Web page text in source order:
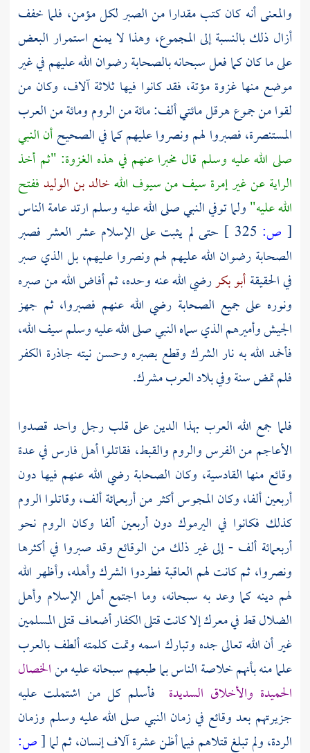
والمعنى أنه كان كتب مقدارا من الصبر لكل مؤمن، فلما خفف
أزال ذلك بالنسبة إلى المجموع، وهذا لا يمنع استمرار البعض
على ما كان كما فعل سبحانه بالصحابة رضوان الله عليهم في غير
موضع منها غزوة مؤتة، فقد كانوا فيها ثلاثة آلاف، وكان من
لقوا من جموعهرقلمائتي ألف: مائة منالرومومائة من العرب
المستنصرة، فصبروا لهم ونصروا عليهم كما في الصحيحأن النبي
صلى الله عليه وسلم قال مخبرا عنهم في هذه الغزوة: "ثم أخذ
الراية عن غير إمرة سيف من سيوف اللهخالد بن الوليدففتح
الله عليه"ولما توفي النبي صلى الله عليه وسلم ارتد عامة الناس
[ ص:
حتى لم يثبت على الإسلام عشر العشر فصبر
الصحابة رضوان الله عليهم لهم ونصروا عليهم، بل الذي صبر
في الحقيقةأبو بكررضي الله عنه وحده، ثم أفاض الله من صبره
ونوره على جميع الصحابة رضي الله عنهم فصبروا، ثم جهز
الجيش وأميرهم الذي سماه النبي صلى الله عليه وسلم سيف الله،
فأخمد الله به نار الشرك وقطع بصبره وحسن نيته جاذرة الكفر
فلم تمض سنة وفي بلاد العرب مشرك.
فلما جمع الله العرب بهذا الدين على قلب رجل واحد قصدوا
الأعاجممنالفرسوالروموالقبط، فقاتلوا أهلفارسفي عدة
وقائع منها القادسية، وكان الصحابة رضي الله عنهم فيها دون
أربعين ألفا، وكان المجوس أكثر من أربعمائة ألف، وقاتلواالروم
كذلك فكانوا في اليرموك دون أربعين ألفا وكان الروم نحو
أربعمائة ألف - إلى غير ذلك من الوقائع وقد صبروا في أكثرها
ونصروا، ثم كانت لهم العاقبة فطردوا الشرك وأهله، وأظهر الله
لهم دينه كما وعد به سبحانه، وما اجتمع أهل الإسلام وأهل
الضلال قط في معرك إلا كانت قتلى الكفار أضعاف قتلى المسلمين
غير أن الله تعالى جده وتبارك اسمه وتمت كلمته ألطف بالعرب
علما منه بأنهم خلاصة الناس بما طبعهم سبحانه عليه منالخصال
الحميدة والأخلاق السديدة فأسلم كل من اشتملت عليه
جزيرتهم بعد وقائع في زمان النبي صلى الله عليه وسلم وزمان
الردة، ولم تبلغ قتلاهم فيما أظن عشرة آلاف إنسان، ثم لما[ص: